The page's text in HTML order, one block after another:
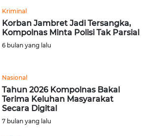
Kriminal
Korban Jambret Jadi Tersangka,
Kompolnas Minta Polisi Tak Parsial
6 bulan yang lalu
Nasional
Tahun 2026 Kompolnas Bakal
Terima Keluhan Masyarakat
Secara Digital
7 bulan yang lalu